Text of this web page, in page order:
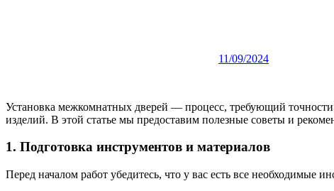
11/09/2024
Установка межкомнатных дверей — процесс, требующий
изделий. В этой статье мы предоставим полезные советы и
1. Подготовка инструментов и материалов
Перед началом работ убедитесь, что у вас есть все необходимые